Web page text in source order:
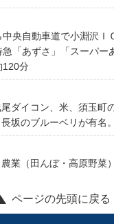
中央自動車道で小淵沢Ｉ
急「あずさ」「スーパー
120分
ダイコン、米、須玉町
坂のブルーベリが有名。
業（田んぼ・高原野菜
ページの先頭に戻る